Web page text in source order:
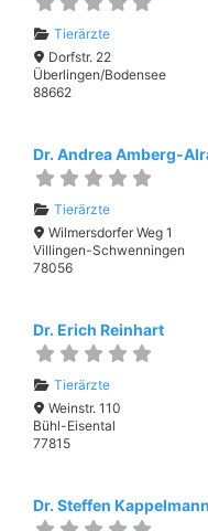
Tierärzte
Dorfstr. 22
Überlingen/Bodensee
88662
Dr. Andrea Amberg-
Tierärzte
Wilmersdorfer Weg 1
Villingen-Schwenningen
78056
Dr. Erich Reinhart
Tierärzte
Weinstr. 110
Bühl-Eisental
77815
Dr. Steffen Kappelmann